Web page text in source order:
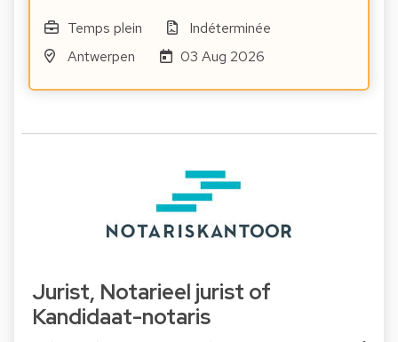
Temps plein
Indéterminée
Antwerpen
03 Aug 2026
Jurist, Notarieel jurist of
Kandidaat-notaris